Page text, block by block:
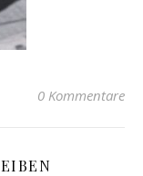
0 Kommentare